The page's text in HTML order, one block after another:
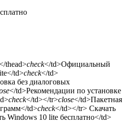
thead>check</td>Официальный
td>check</td>
без диалоговых
</td>Рекомендации по установке
check</td></tr>close</td>Пакетная
td>check</td></tr> Скачать
Windows 10 lite бесплатно</td>